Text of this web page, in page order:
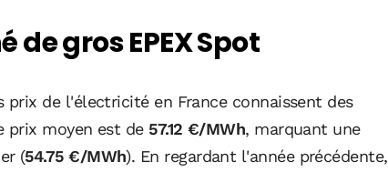
de gros EPEX Spot
prix de l'électricité en France connaissent des
prix moyen est de 57.12 €/MWh, marquant une
(54.75 €/MWh). En regardant l'année précédente,